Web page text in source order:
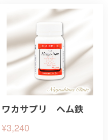
ワカサプリ ヘム鉄
¥3,240